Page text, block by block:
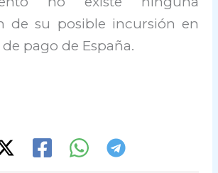
de su posible incursión en
pago de España.